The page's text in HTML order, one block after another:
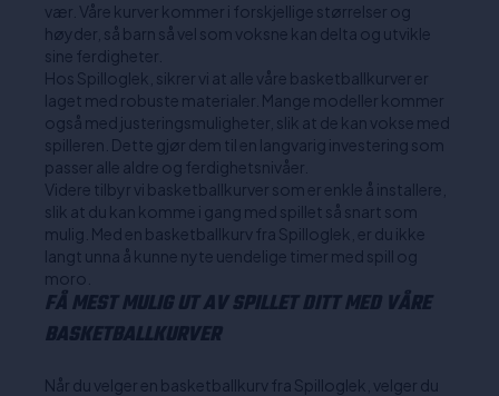
vær. Våre kurver kommer i forskjellige størrelser og
høyder, så barn så vel som voksne kan delta og utvikle
sine ferdigheter.
Hos Spilloglek, sikrer vi at alle våre basketballkurver er
laget med robuste materialer. Mange modeller kommer
også med justeringsmuligheter, slik at de kan vokse med
spilleren. Dette gjør dem til en langvarig investering som
passer alle aldre og ferdighetsnivåer.
Videre tilbyr vi basketballkurver som er enkle å installere,
slik at du kan komme i gang med spillet så snart som
mulig. Med en basketballkurv fra Spilloglek, er du ikke
langt unna å kunne nyte uendelige timer med spill og
moro.
FÅ MEST MULIG UT AV SPILLET DITT MED VÅRE
BASKETBALLKURVER
Når du velger en basketballkurv fra Spilloglek, velger du